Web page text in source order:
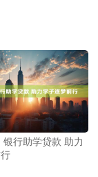
行助学贷款 助力